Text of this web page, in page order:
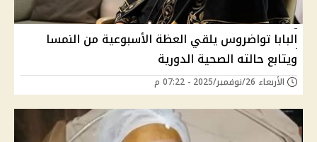
البابا تواضروس يلقي العظة الأسبوعية من النمسا
ويتابع حالته الصحية الدورية
الأربعاء 26/نوفمبر/2025 - 07:22 م